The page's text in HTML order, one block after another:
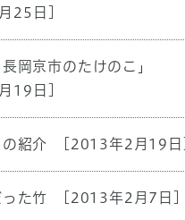
25日]
岡京市のたけのこ」
19日]
紹介 [2013年2月19日]
た竹 [2013年2月7日]